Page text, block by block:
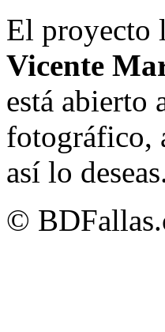
El proyecto
Vicente
está abierto
fotográfico,
así lo
©